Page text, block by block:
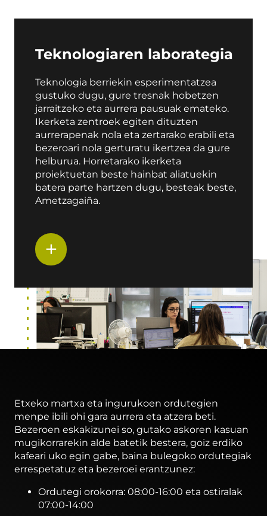
Teknologiaren laborategia
Teknologia berriekin esperimentatzea
gustuko dugu, gure tresnak hobetzen
jarraitzeko eta aurrera pausuak emateko.
Ikerketa zentroek egiten dituzten
aurrerapenak nola eta zertarako erabili eta
bezeroari nola gerturatu ikertzea da gure
helburua. Horretarako ikerketa
proiektuetan beste hainbat aliatuekin
batera parte hartzen dugu, besteak beste,
Ametzagaiña.
+
Etxeko martxa eta ingurukoen ordutegien
menpe ibili ohi gara aurrera eta atzera beti.
Bezeroen eskakizunei so, gutako askoren kasuan
mugikorrarekin alde batetik bestera, goiz erdiko
kafeari uko egin gabe, baina bulegoko ordutegiak
errespetatuz eta bezeroei erantzunez:
Ordutegi orokorra: 08:00-16:00 eta ostiralak
07:00-14:00